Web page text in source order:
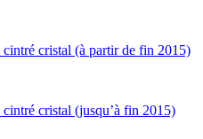
cristal (à partir de fin 2015)
cristal (jusqu’à fin 2015)